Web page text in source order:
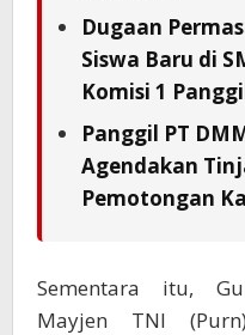
Dugaan
Siswa Baru di
Komisi 1
Panggil PT
Agendakan
Pemotongan
Sementara itu,
Mayjen TNI